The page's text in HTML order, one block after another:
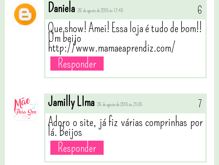
Daniela 26 de agosto de 2015 às 17:45
Que show! Amei! Essa loja é tudo de bom!!
Um beijo
http://www.mamaeaprendiz.com/
Responder
Jamilly LIma 26 de agosto de 2015 às 21:05
Adoro o site, já fiz várias comprinhas por
lá. Beijos
Responder